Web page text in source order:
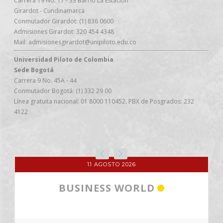
Girardot - Cundinamarca
Conmutador Girardot: (1) 836 0600
Admisiones Girardot: 320 454 4348
Mail: admisionesgirardot@unipiloto.edu.co
Universidad Piloto de Colombia
Sede Bogotá
Carrera 9 No. 45A - 44
Conmutador Bogotá: (1) 332 29 00
Línea gratuita nacional: 01 8000 110452. PBX de Posgrados: 232
4122
11 AGOSTO 2026
BUSINESS WORLD